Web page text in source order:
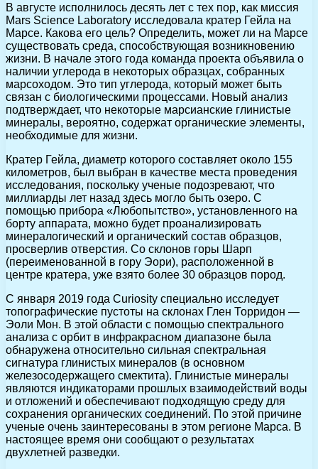
В августе исполнилось десять лет с тех пор, как миссия
Mars Science Laboratory исследовала кратер Гейла на
Марсе. Какова его цель? Определить, может ли на Марсе
существовать среда, способствующая возникновению
жизни. В начале этого года команда проекта объявила о
наличии углерода в некоторых образцах, собранных
марсоходом. Это тип углерода, который может быть
связан с биологическими процессами. Новый анализ
подтверждает, что некоторые марсианские глинистые
минералы, вероятно, содержат органические элементы,
необходимые для жизни.
Кратер Гейла, диаметр которого составляет около 155
километров, был выбран в качестве места проведения
исследования, поскольку ученые подозревают, что
миллиарды лет назад здесь могло быть озеро. С
помощью прибора «Любопытство», установленного на
борту аппарата, можно будет проанализировать
минералогический и органический состав образцов,
просверлив отверстия. Со склонов горы Шарп
(переименованной в гору Эори), расположенной в
центре кратера, уже взято более 30 образцов пород.
С января 2019 года Curiosity специально исследует
топографические пустоты на склонах Глен Торридон —
Эоли Мон. В этой области с помощью спектрального
анализа с орбит в инфракрасном диапазоне была
обнаружена относительно сильная спектральная
сигнатура глинистых минералов (в основном
железосодержащего смектита). Глинистые минералы
являются индикаторами прошлых взаимодействий воды
и отложений и обеспечивают подходящую среду для
сохранения органических соединений. По этой причине
ученые очень заинтересованы в этом регионе Марса. В
настоящее время они сообщают о результатах
двухлетней разведки.